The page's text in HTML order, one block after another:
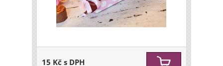
15 Kč s DPH